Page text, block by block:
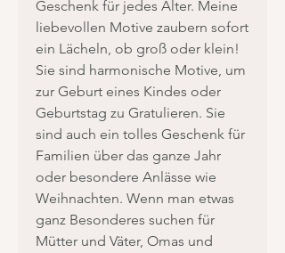
Geschenk für jedes Alter. Meine
liebevollen Motive zaubern sofort
ein Lächeln, ob groß oder klein!
Sie sind harmonische Motive, um
zur Geburt eines Kindes oder
Geburtstag zu Gratulieren. Sie
sind auch ein tolles Geschenk für
Familien über das ganze Jahr
oder besondere Anlässe wie
Weihnachten. Wenn man etwas
ganz Besonderes suchen für
Mütter und Väter, Omas und